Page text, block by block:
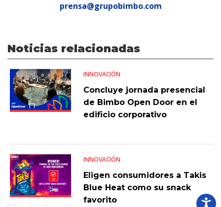
prensa@grupobimbo.com
Noticias relacionadas
INNOVACIÓN
Concluye jornada presencial
de Bimbo Open Door en el
edificio corporativo
INNOVACIÓN
Eligen consumidores a Takis
Blue Heat como su snack
favorito